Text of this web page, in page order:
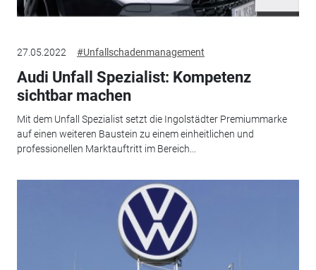
27.05.2022 #Unfallschadenmanagement
Audi Unfall Spezialist: Kompetenz
sichtbar machen
Mit dem Unfall Spezialist setzt die Ingolstädter Premiummarke
auf einen weiteren Baustein zu einem einheitlichen und
professionellen Marktauftritt im Bereich...